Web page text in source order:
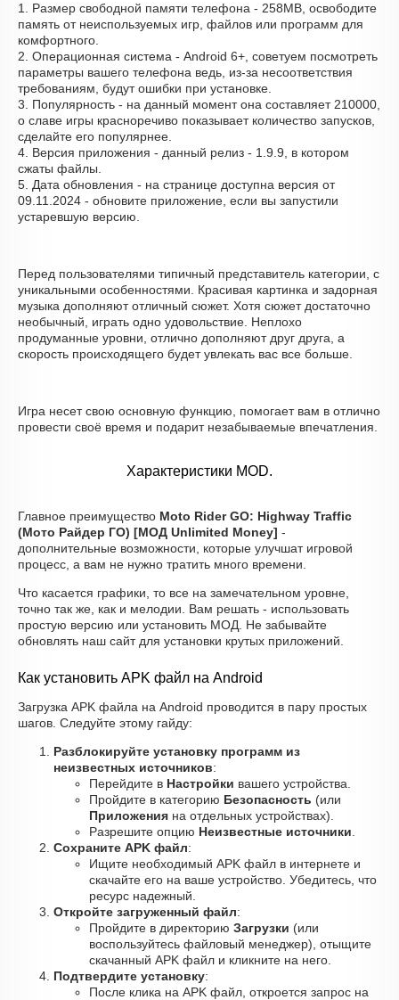
1. Размер свободной памяти телефона - 258MB, освободите
память от неиспользуемых игр, файлов или программ для
комфортного.
2. Операционная система - Android 6+, советуем посмотреть
параметры вашего телефона ведь, из-за несоответствия
требованиям, будут ошибки при установке.
3. Популярность - на данный момент она составляет 210000,
о cлаве игры красноречиво показывает количество запусков,
сделайте его популярнее.
4. Версия приложения - данный релиз - 1.9.9, в котором
сжаты файлы.
5. Дата обновления - на странице доступна версия от
09.11.2024 - обновите приложение, если вы запустили
устаревшую версию.
Перед пользователями типичный представитель категории, с
уникальными особенностями. Красивая картинка и задорная
музыка дополняют отличный сюжет. Хотя сюжет достаточно
необычный, играть одно удовольствие. Неплохо
продуманные уровни, отлично дополняют друг друга, а
скорость происходящего будет увлекать вас все больше.
Игра несет свою основную функцию, помогает вам в отлично
провести своё время и подарит незабываемые впечатления.
Характеристики MOD.
Главное преимущество Moto Rider GO: Highway Traffic
(Мото Райдер ГО) [МОД Unlimited Money] -
дополнительные возможности, которые улучшат игровой
процесс, а вам не нужно тратить много времени.
Что касается графики, то все на замечательном уровне,
точно так же, как и мелодии. Вам решать - использовать
простую версию или установить МОД. Не забывайте
обновлять наш сайт для установки крутых приложений.
Как установить APK файл на Android
Загрузка APK файла на Android проводится в пару простых
шагов. Следуйте этому гайду:
Разблокируйте установку программ из
неизвестных источников:
Перейдите в Настройки вашего устройства.
Пройдите в категорию Безопасность (или
Приложения на отдельных устройствах).
Разрешите опцию Неизвестные источники
Сохраните APK файл:
Ищите необходимый APK файл в интернете и
скачайте его на ваше устройство. Убедитесь, что
ресурс надежный.
Откройте загруженный файл:
Пройдите в директорию Загрузки (или
воспользуйтесь файловый менеджер), отыщите
скачанный APK файл и кликните на него.
Подтвердите установку:
После клика на APK файл, откроется запрос на